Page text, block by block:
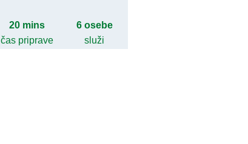
ocena
20 mins
čas priprave
6 osebe
služi